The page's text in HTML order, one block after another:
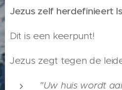
Jezus zelf herdefinieert
Dit is een keerpunt!
Jezus zegt tegen de
"Uw huis wordt